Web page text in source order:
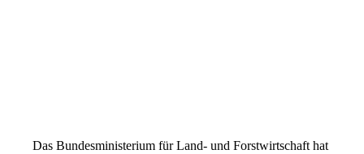
Das Bundesministerium für Land- und Forstwirtschaft hat